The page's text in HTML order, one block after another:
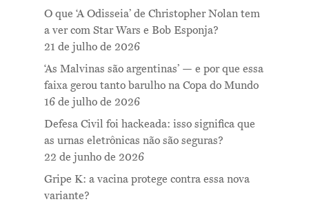
O que ‘A Odisseia’ de Christopher Nolan tem
a ver com Star Wars e Bob Esponja?
21 de julho de 2026
‘As Malvinas são argentinas’ — e por que essa
faixa gerou tanto barulho na Copa do Mundo
16 de julho de 2026
Defesa Civil foi hackeada: isso significa que
as urnas eletrônicas não são seguras?
22 de junho de 2026
Gripe K: a vacina protege contra essa nova
variante?